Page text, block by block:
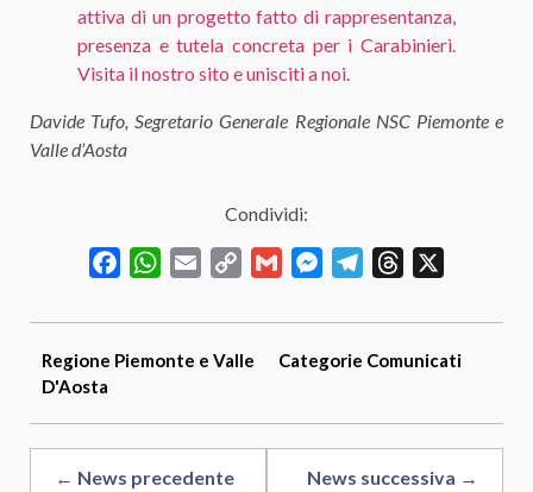
attiva di un progetto fatto di rappresentanza,
presenza e tutela concreta per i Carabinieri.
Visita il nostro sito e unisciti a noi.
Davide Tufo, Segretario Generale Regionale NSC Piemonte e
Valle d’Aosta
Condividi:
FacebookWhatsApp
Email
Copy
Gmail MessengerTelegramThreads
Regione Piemonte e Valle
D'Aosta
Categorie Comunicati
← News precedente News successiva →